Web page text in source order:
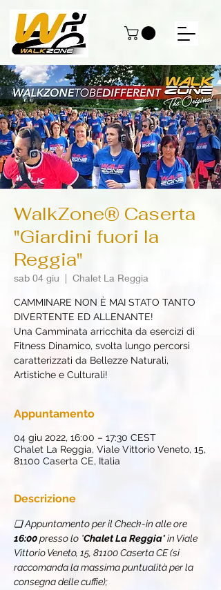
WalkZone® Caserta
"Giardini fuori la
Reggia"
sab 04 giu
  |
Chalet La Reggia
CAMMINARE NON È MAI STATO TANTO
DIVERTENTE ED ALLENANTE!
Una Camminata arricchita da esercizi di
Fitness Dinamico, svolta lungo percorsi
caratterizzati da Bellezze Naturali,
Artistiche e Culturali!
Appuntamento
04 giu 2022, 16:00 – 17:30 CEST
Chalet La Reggia, Viale Vittorio Veneto, 15,
81100 Caserta CE, Italia
Descrizione
❏ Appuntamento per il Check-in alle ore
16:00 presso lo *Chalet La Reggia" in Viale
Vittorio Veneto, 15, 81100 Caserta CE (si
raccomanda la massima puntualità per la
consegna delle cuffie);